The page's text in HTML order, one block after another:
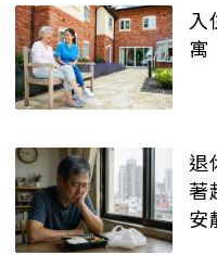
入
寓
退
著
安